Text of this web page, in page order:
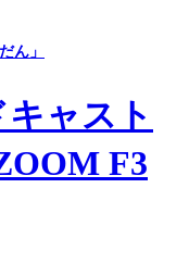
ん」
キャスト
F3